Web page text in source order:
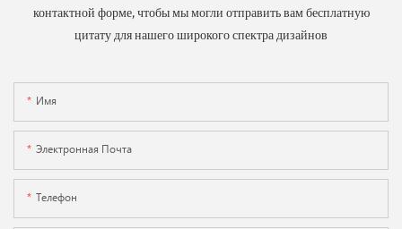
контактной форме, чтобы мы могли отправить вам бесплатную
цитату для нашего широкого спектра дизайнов
Имя
Электронная Почта
Телефон